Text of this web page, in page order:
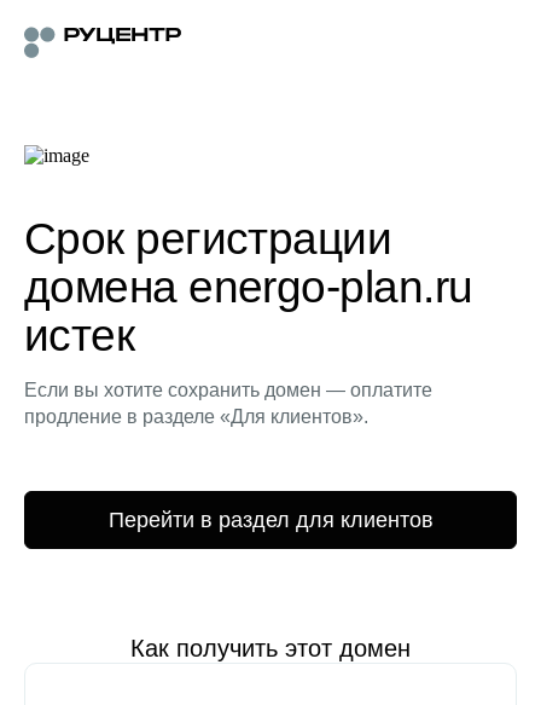
Срок регистрации
домена energo-plan.ru
истек
Если вы хотите сохранить домен — оплатите
продление в разделе «Для клиентов».
Перейти в раздел для клиентов
Как получить этот домен